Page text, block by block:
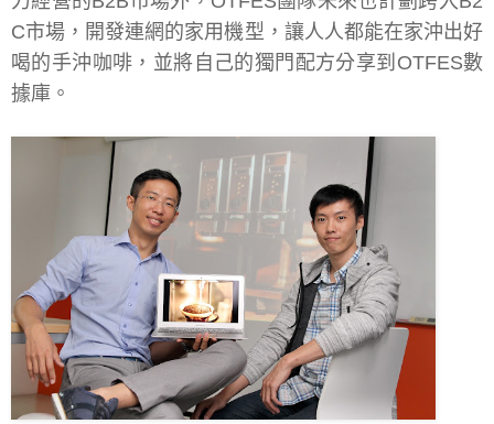
C市場，開發連網的家用機型，讓人人都能在家沖出好
喝的手沖咖啡，並將自己的獨門配方分享到OTFES數
據庫。